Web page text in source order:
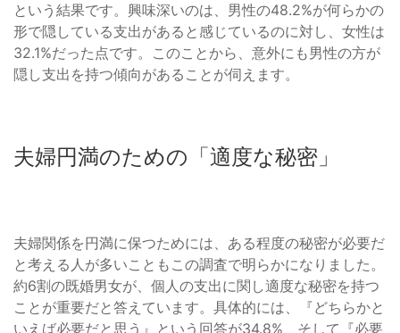
という結果です。興味深いのは、男性の48.2%が何らかの
形で隠している支出があると感じているのに対し、女性は
32.1%だった点です。このことから、意外にも男性の方が
隠し支出を持つ傾向があることが伺えます。
夫婦円満のための「適度な秘密」
夫婦関係を円満に保つためには、ある程度の秘密が必要だ
と考える人が多いこともこの調査で明らかになりました。
約6割の既婚男女が、個人の支出に関し適度な秘密を持つ
ことが重要だと答えています。具体的には、『どちらかと
いえば必要だと思う』という回答が34.8%、そして『必要